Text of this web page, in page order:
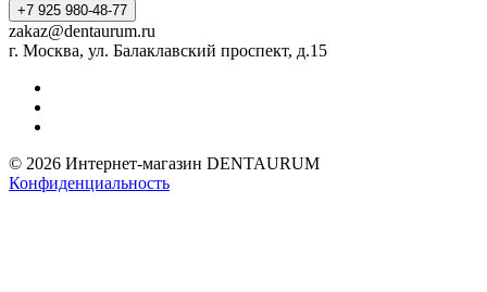
+7 925 980-48-77
zakaz@dentaurum.ru
г. Москва, ул. Балаклавский проспект, д.15
© 2026 Интернет-магазин DENTAURUM
Конфиденциальность